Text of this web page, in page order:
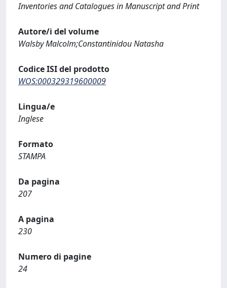
Inventories and Catalogues in Manuscript and Print
Autore/i del volume
Walsby Malcolm;Constantinidou Natasha
Codice ISI del prodotto
WOS:000329319600009
Lingua/e
Inglese
Formato
STAMPA
Da pagina
207
A pagina
230
Numero di pagine
24